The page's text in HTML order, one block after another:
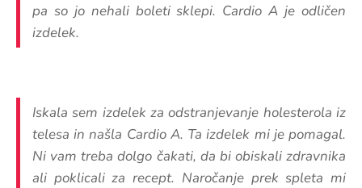
pa so jo nehali boleti sklepi. Cardio A je odličen
izdelek.
Iskala sem izdelek za odstranjevanje holesterola iz
telesa in našla Cardio A. Ta izdelek mi je pomagal.
Ni vam treba dolgo čakati, da bi obiskali zdravnika
ali poklicali za recept. Naročanje prek spleta mi